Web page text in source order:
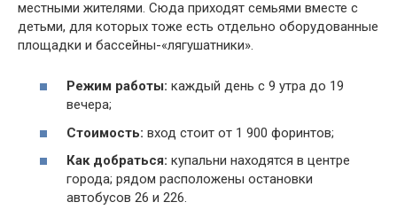
местными жителями. Сюда приходят семьями вместе с
детьми, для которых тоже есть отдельно оборудованные
площадки и бассейны-«лягушатники».
Режим работы: каждый день с 9 утра до 19
вечера;
Стоимость: вход стоит от 1 900 форинтов;
Как добраться: купальни находятся в центре
города; рядом расположены остановки
автобусов 26 и 226.